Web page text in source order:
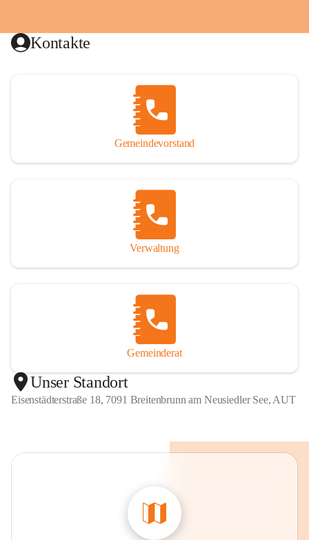
Kontakte
Gemeindevorstand
Verwaltung
Gemeinderat
Unser Standort
Eisenstädterstraße 18, 7091 Breitenbrunn am Neusiedler See, AUT